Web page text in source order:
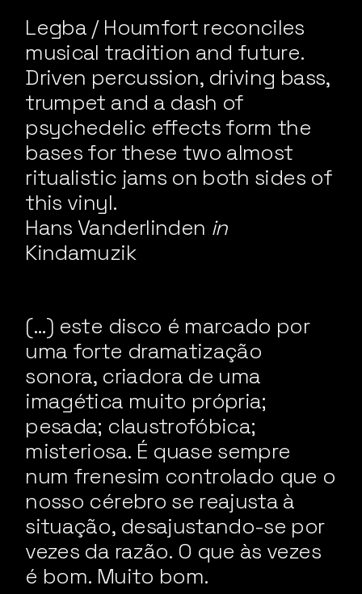
Legba / Houmfort reconciles
musical tradition and future.
Driven percussion, driving bass,
trumpet and a dash of
psychedelic effects form the
bases for these two almost
ritualistic jams on both sides of
this vinyl.
Hans Vanderlinden in
Kindamuzik
(…) este disco é marcado por
uma forte dramatização
sonora, criadora de uma
imagética muito própria;
pesada; claustrofóbica;
misteriosa. É quase sempre
num frenesim controlado que o
nosso cérebro se reajusta à
situação, desajustando-se por
vezes da razão. O que às vezes
é bom. Muito bom.